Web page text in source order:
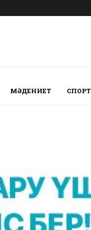
МӘДЕНИЕТ СПОРТ